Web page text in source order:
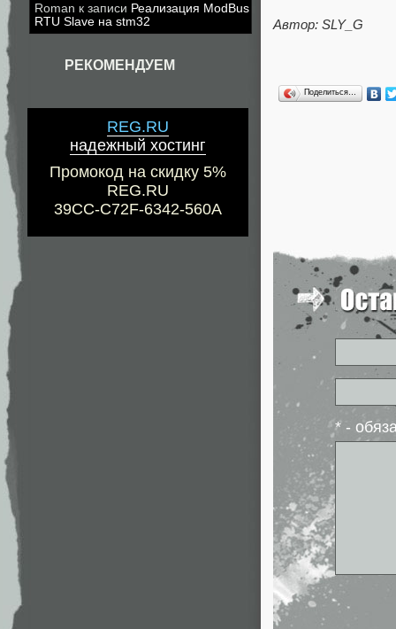
Roman к записи Реализация ModBus
RTU Slave на stm32
РЕКОМЕНДУЕМ
REG.RU
надежный хостинг
Промокод на скидку 5%
REG.RU
39CC-C72F-6342-560A
Автор: SLY_G
Поделиться…
* -